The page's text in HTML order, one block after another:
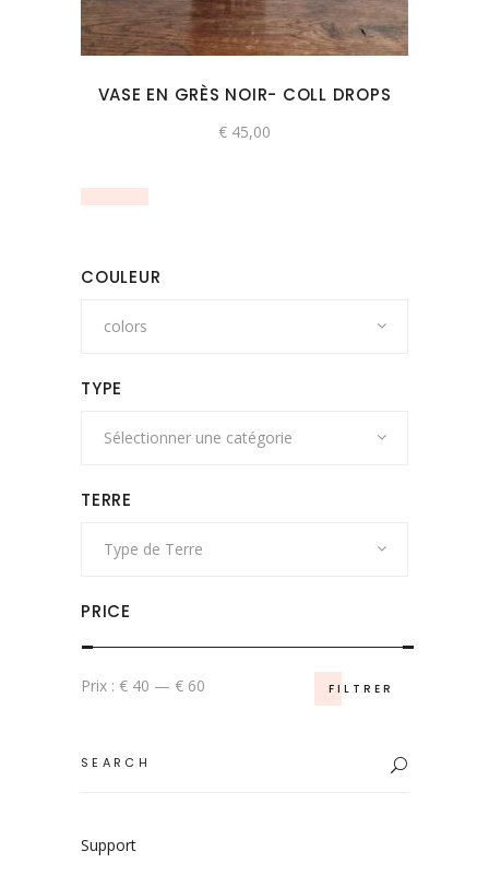
VASE EN GRÈS NOIR- COLL DROPS
€ 45,00
COULEUR
colors
TYPE
Sélectionner une catégorie
TERRE
Type de Terre
PRICE
Prix
Prix
FILTRER
Prix : € 40 — € 60
for:
Support